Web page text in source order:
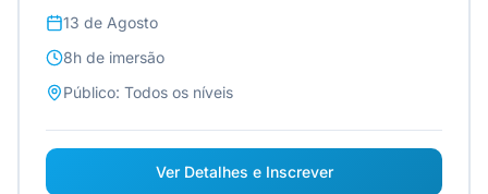
13 de Agosto
8h de imersão
Público: Todos os níveis
Ver Detalhes e Inscrever